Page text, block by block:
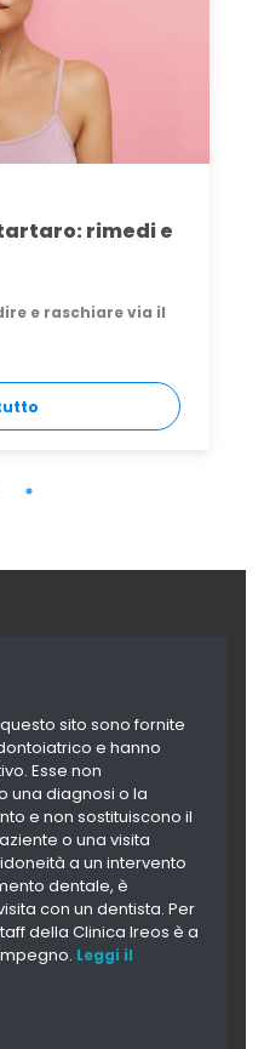
soluzioni
funziona
allo specchio
sito sono fornite
e hanno
Esse non
una diagnosi o la
e non sostituiscono il
o una visita
a un intervento
dentale, è
con un dentista. Per
della Clinica Ireos è a
Leggi il